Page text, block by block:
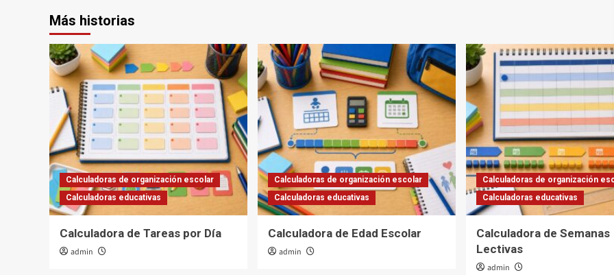
Más historias
Calculadoras de organización escolar
Calculadoras educativas
Calculadora de Tareas por Día
admin
Calculadoras de organización escolar
Calculadoras educativas
Calculadora de Edad Escolar
admin
Calculadoras de organización
Calculadoras educativas
Calculadora de Semanas
Lectivas
admin